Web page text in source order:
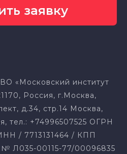
заявку
«Московский институт
Россия, г.Москва,
д.34, стр.14 Москва,
тел.: +74996507525 ОГРН
/ 7713131464 / КПП
Л035-00115-77/00096835